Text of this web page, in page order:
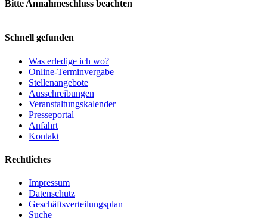
Bitte Annahmeschluss beachten
Schnell gefunden
Was erledige ich wo?
Online-Terminvergabe
Stellenangebote
Ausschreibungen
Veranstaltungskalender
Presseportal
Anfahrt
Kontakt
Rechtliches
Impressum
Datenschutz
Geschäftsverteilungsplan
Suche